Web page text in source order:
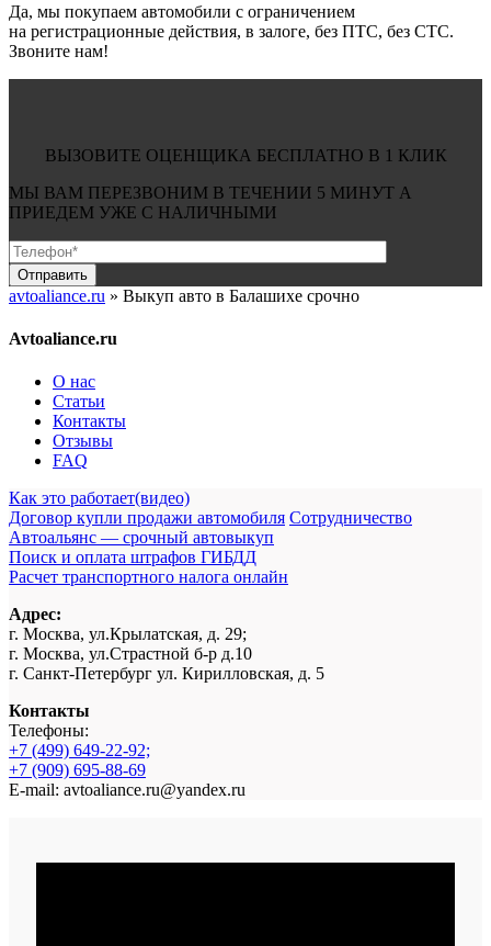
Да, мы покупаем автомобили с ограничением
на регистрационные действия, в залоге, без ПТС, без СТС.
Звоните нам!
ВЫЗОВИТЕ ОЦЕНЩИКА БЕСПЛАТНО В 1 КЛИК
МЫ ВАМ ПЕРЕЗВОНИМ В ТЕЧЕНИИ 5 МИНУТ А
ПРИЕДЕМ УЖЕ С НАЛИЧНЫМИ
avtoaliance.ru » Выкуп авто в Балашихе срочно
Avtoaliance.ru
О нас
Статьи
Контакты
Отзывы
FAQ
Как это работает(видео)
Договор купли продажи автомобиля Сотрудничество
Автоальянс — срочный автовыкуп
Поиск и оплата штрафов ГИБДД
Расчет транспортного налога онлайн
Адрес:
г. Москва, ул.Крылатская, д. 29;
г. Москва, ул.Страстной б-р д.10
г. Санкт-Петербург ул. Кирилловская, д. 5
Контакты
Телефоны:
+7 (499) 649-22-92;
+7 (909) 695-88-69
E-mail: avtoaliance.ru@yandex.ru